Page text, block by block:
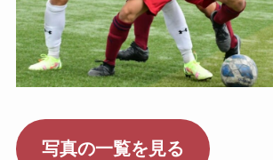
写真の一覧を見る